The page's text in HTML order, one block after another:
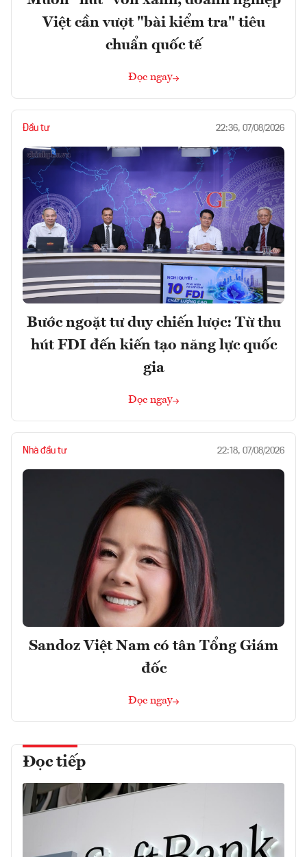
Việt cần vượt "bài kiểm tra" tiêu
chuẩn quốc tế
Đọc ngay
Đầu tư 22:36, 07/08/2026
Bước ngoặt tư duy chiến lược: Từ thu
hút FDI đến kiến tạo năng lực quốc
gia
Đọc ngay
Nhà đầu tư 22:18, 07/08/2026
Sandoz Việt Nam có tân Tổng Giám
đốc
Đọc ngay
Đọc tiếp